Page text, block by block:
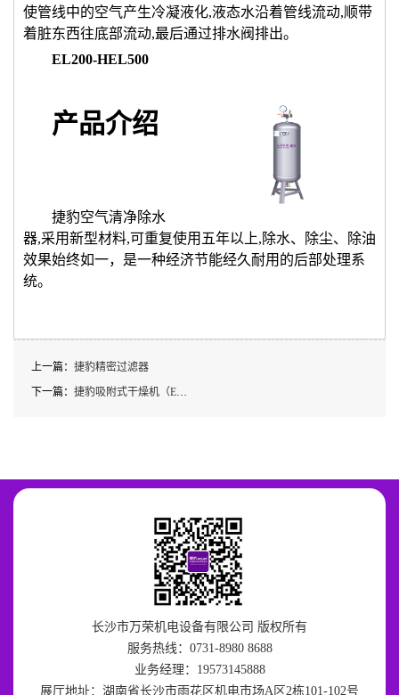
使管线中的空气产生冷凝液化,液态水沿着管线流动,顺带
着脏东西往底部流动,最后通过排水阀排出。
EL200-HEL500
产品介绍
捷豹空气清净除水
器,采用新型材料,可重复使用五年以上,除水、除尘、除油
效果始终如一，是一种经济节能经久耐用的后部处理系
统。
上一篇： 捷豹精密过滤器
下一篇： 捷豹吸附式干燥机（ED-X/ED-HX系列）
长沙市万荣机电设备有限公司 版权所有
服务热线：0731-8980 8688
业务经理：19573145888
展厅地址：湖南省长沙市雨花区机电市场A区2栋101-102号